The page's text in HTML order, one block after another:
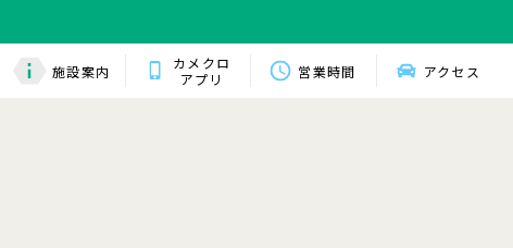
施設案内
カメクロ
アプリ
営業時間 アクセス